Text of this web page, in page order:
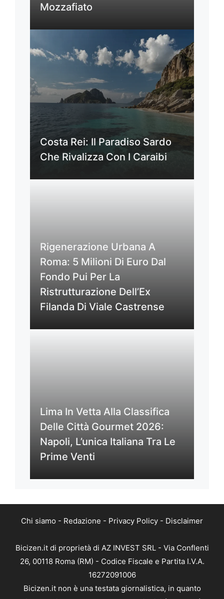
Mozzafiato
Costa Rei: Il Paradiso Sardo
Che Rivalizza Con I Caraibi
Rigenerazione Urbana A
Roma: 5 Milioni Di Euro Dal
Fondo Pui Per La
Ristrutturazione Dell’Ex
Filanda Di Viale Castrense
Lima In Vetta Alla Classifica
Delle Città Gourmet 2026:
Napoli, L’unica Italiana Tra Le
Prime Venti
Chi siamo - Redazione - Privacy Policy - Disclaimer
Bicizen.it di proprietà di AZ INVEST SRL - Via Conflenti
26, 00118 Roma (RM) - Codice Fiscale e Partita I.V.A.
16272091006
Bicizen.it non è una testata giornalistica, in quanto